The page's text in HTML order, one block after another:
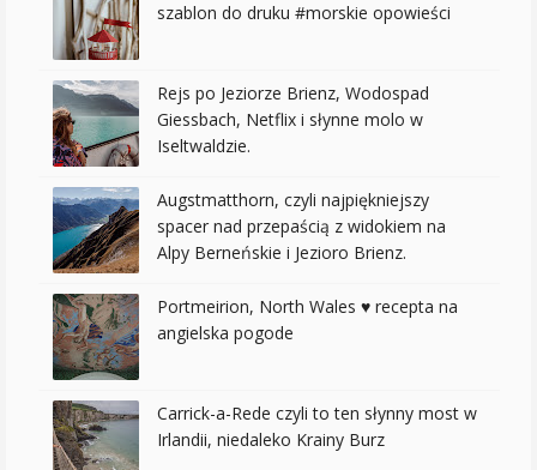
szablon do druku #morskie opowieści
Rejs po Jeziorze Brienz, Wodospad
Giessbach, Netflix i słynne molo w
Iseltwaldzie.
Augstmatthorn, czyli najpiękniejszy
spacer nad przepaścią z widokiem na
Alpy Berneńskie i Jezioro Brienz.
Portmeirion, North Wales ♥ recepta na
angielska pogode
Carrick-a-Rede czyli to ten słynny most w
Irlandii, niedaleko Krainy Burz